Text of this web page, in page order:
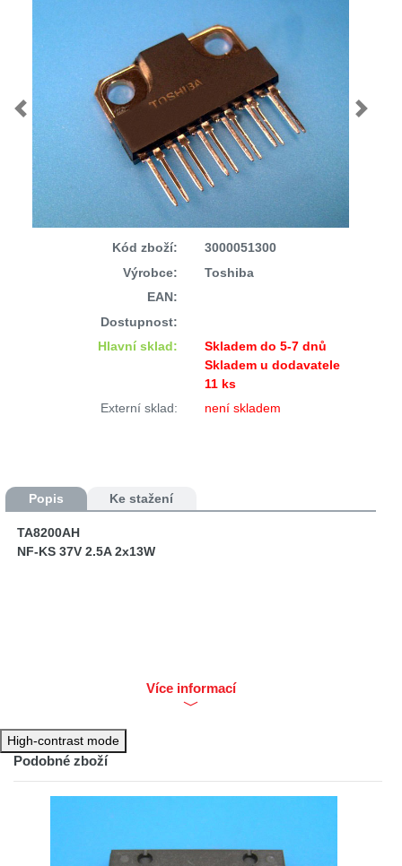
Previous Next
Kód zboží:
3000051300
Výrobce:
Toshiba
EAN:
Dostupnost:
Hlavní sklad:
Skladem do 5-7 dnů
Skladem u dodavatele
11 ks
Externí sklad:
není skladem
Popis Ke stažení
TA8200AH
NF-KS 37V 2.5A 2x13W
Více informací
High-contrast mode
Podobné zboží